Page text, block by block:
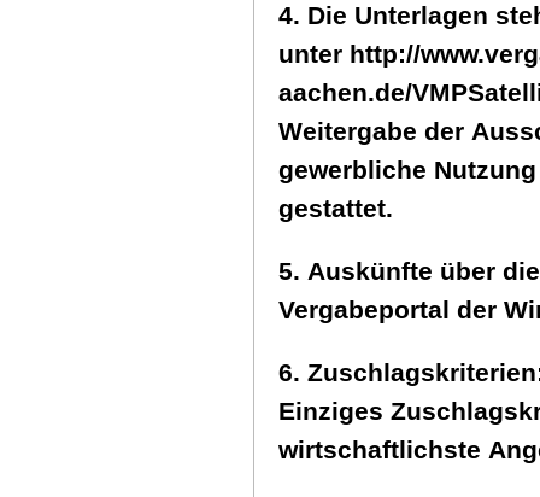
4. Die Unterlagen
unter http://
aachen.de/
Weitergabe der
gewerbliche
gestattet.
5. Auskünfte über
Vergabeportal der
6.
Einziges
wirtschaftlichste